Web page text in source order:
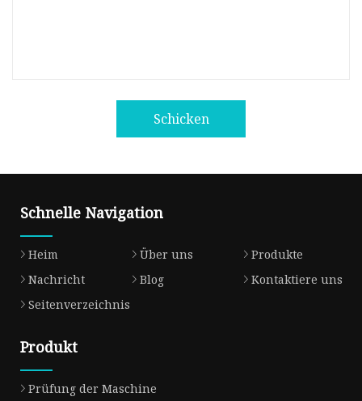
Schicken
Schnelle Navigation
Heim Über uns
Produkte
Nachricht
Blog
Kontaktiere uns
Seitenverzeichnis
Produkt
Prüfung der Maschine